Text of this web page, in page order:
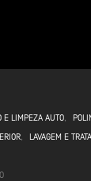
E LIMPEZA AUTO,
, LAVAGEM E